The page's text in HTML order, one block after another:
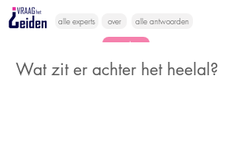
alle experts over alle antwoorden
vragen lessen
Wat zit er achter het heelal?